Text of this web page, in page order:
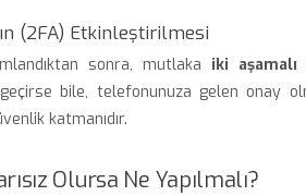
(2FA) Etkinleştirilmesi
sonra, mutlaka iki aşamalı
bile, telefonunuza gelen onay
katmanıdır.
Olursa Ne Yapılmalı?